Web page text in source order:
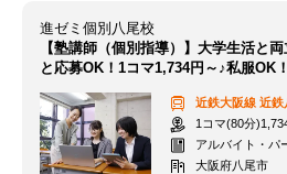
進ゼミ個別八尾校
【塾講師（個別指導）】大学生活と
と応募OK！1コマ1,734円～♪私服OK！
近鉄大阪線 近鉄
1コマ(80分
アルバイト・パ
大阪府八尾市